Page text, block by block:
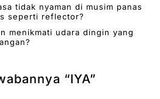
tidak nyaman di musim panas
seperti reflector?
menikmati udara dingin yang
“IYA”